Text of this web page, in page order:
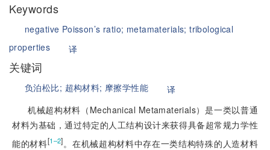
Keywords
negative Poisson’s ratio; metamaterials;tribological
properties
译
关键词
负泊松比; 超构材料; 摩擦学性能
译
机械超构材料（Mechanical Metamaterials）是一类以普通
材料为基础，通过特定的人工结构设计来获得具备超常规力学性
能的材料[1–2]。在机械超构材料中存在一类结构特殊的人造材料